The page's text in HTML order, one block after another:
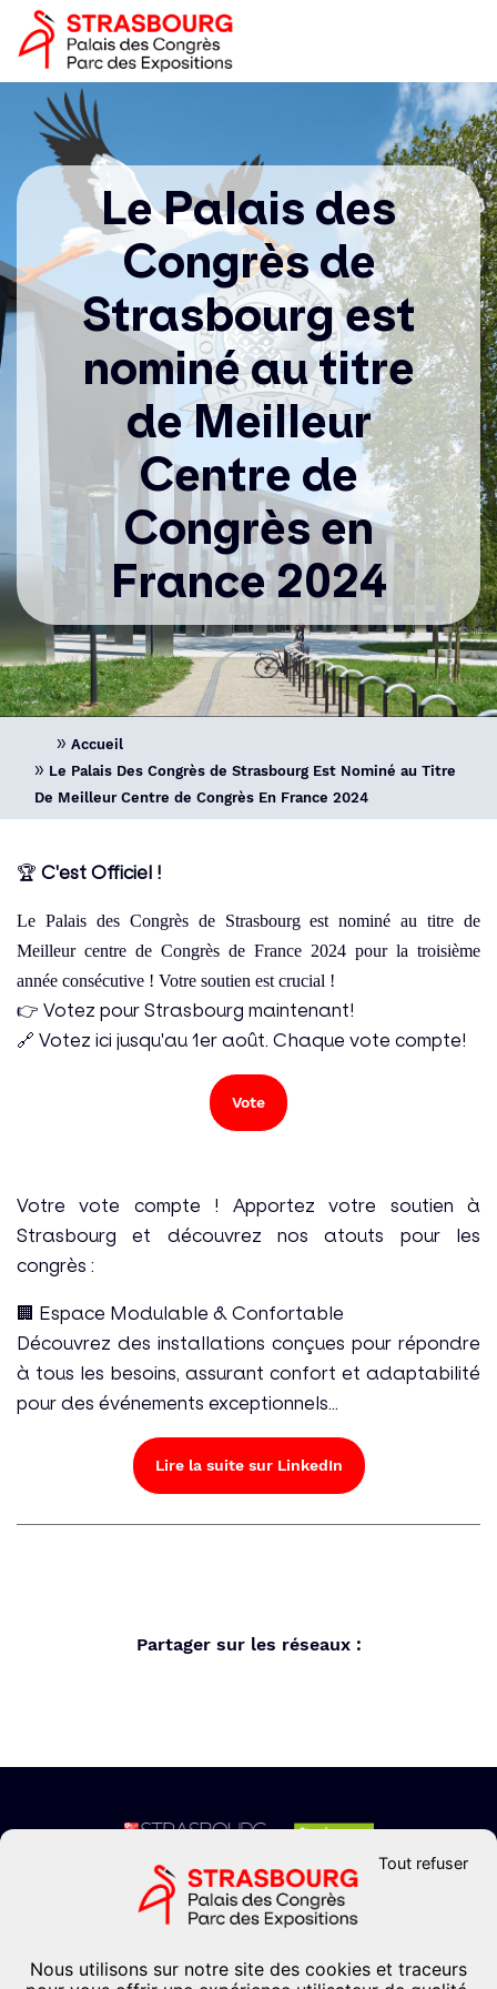
Aller
contenu
principal
Image
logo
Navigation
principale
Le Palais des
Congrès de
Strasbourg est
nominé au titre
de Meilleur
Centre de
Congrès en
France 2024
Accueil
Le Palais Des Congrès de Strasbourg Est Nominé au Titre
De Meilleur Centre de Congrès En France 2024
🏆 C'est Officiel !
Le Palais des Congrès de Strasbourg est nominé au titre de
Meilleur centre de Congrès de France 2024 pour la troisième
année consécutive ! Votre soutien est crucial !
👉 Votez pour Strasbourg maintenant!
🔗 Votez ici jusqu'au 1er août. Chaque vote compte!
Vote
Votre vote compte ! Apportez votre soutien à
Strasbourg et découvrez nos atouts pour les
congrès :
🏢 Espace Modulable & Confortable
Découvrez des installations conçues pour répondre
à tous les besoins, assurant confort et adaptabilité
pour des événements exceptionnels...
Lire la suite sur LinkedIn
Partager sur les réseaux :
CONTACTEZ-NOUS
+33 (0)3 88 37 67 67
Panneau de gestion des cookies
Nous utilisons sur notre site des cookies et traceurs
Tout refuser